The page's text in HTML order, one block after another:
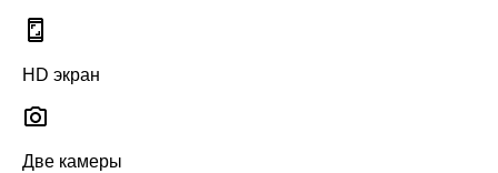
HD экран
Две камеры